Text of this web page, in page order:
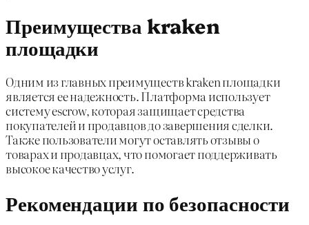
Преимущества kraken
площадки
Одним из главных преимуществ kraken площадки
является ее надежность. Платформа использует
систему escrow, которая защищает средства
покупателей и продавцов до завершения сделки.
Также пользователи могут оставлять отзывы о
товарах и продавцах, что помогает поддерживать
высокое качество услуг.
Рекомендации по безопасности